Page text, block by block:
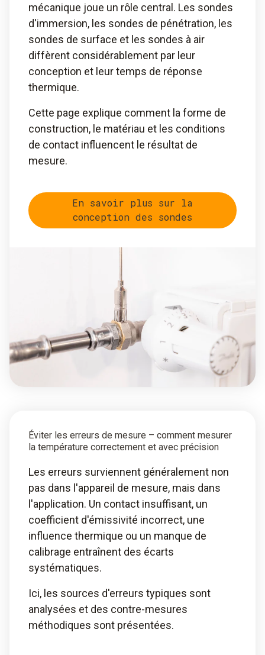
mécanique joue un rôle central. Les sondes
d'immersion, les sondes de pénétration, les
sondes de surface et les sondes à air
diffèrent considérablement par leur
conception et leur temps de réponse
thermique.
Cette page explique comment la forme de
construction, le matériau et les conditions
de contact influencent le résultat de
mesure.
En savoir plus sur la
conception des sondes
Éviter les erreurs de mesure – comment mesurer
la température correctement et avec précision
Les erreurs surviennent généralement non
pas dans l'appareil de mesure, mais dans
l'application. Un contact insuffisant, un
coefficient d'émissivité incorrect, une
influence thermique ou un manque de
calibrage entraînent des écarts
systématiques.
Ici, les sources d'erreurs typiques sont
analysées et des contre-mesures
méthodiques sont présentées.